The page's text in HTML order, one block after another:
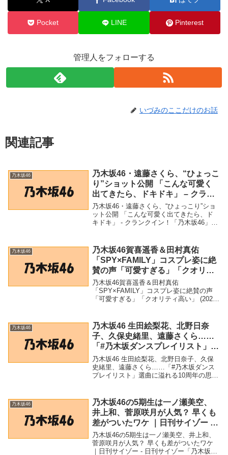
Pocket LINE Pinterest
管理人をフォローする
いづみのここだけのお話
関連記事
乃木坂46
乃木坂46・遠藤さくら、“ひょっこ
り”ショット公開 「こんな可愛く
出てきたら、ドキドキ」 – クラン
クイン！
乃木坂46・遠藤さくら、“ひょっこり”ショ
ット公開 「こんな可愛く出てきたら、ド
キドキ」 - クランクイン！「乃木坂46」関
ら、ドキドキ」 - クランクイン！ ...
乃木坂46
乃木坂46賀喜遥香＆田村真佑
「SPY×FAMILY」コスプレ姿に絶
賛の声「可愛すぎる」「クオリテ
ィ高い」 (2022年6月14日) –
Excite Bit コネタ
乃木坂46賀喜遥香＆田村真佑
「SPY×FAMILY」コスプレ姿に絶賛の声
「可愛すぎる」「クオリティ高い」 (2022
「SPY×FAMILY」コ...
乃木坂46
乃木坂46 生田絵梨花、北野日奈
子、久保史緒里、遠藤さくら……
「#乃木坂ダンスプレイリスト」選
曲に溢れる10周年の思い出 – リア
ルサウンド
乃木坂46 生田絵梨花、北野日奈子、久保
史緒里、遠藤さくら……「#乃木坂ダンス
プレイリスト」選曲に溢れる10周年の思い
史緒里、遠藤さくら……「#乃木坂ダン
ス...
乃木坂46
乃木坂46の5期生は一ノ瀬美空、
井上和、菅原咲月が人気？ 早くも
差がついたワケ ｜日刊サイゾー –
日刊サイゾー
乃木坂46の5期生は一ノ瀬美空、井上和、
菅原咲月が人気？ 早くも差がついたワケ
｜日刊サイゾー - 日刊サイゾー「乃木坂